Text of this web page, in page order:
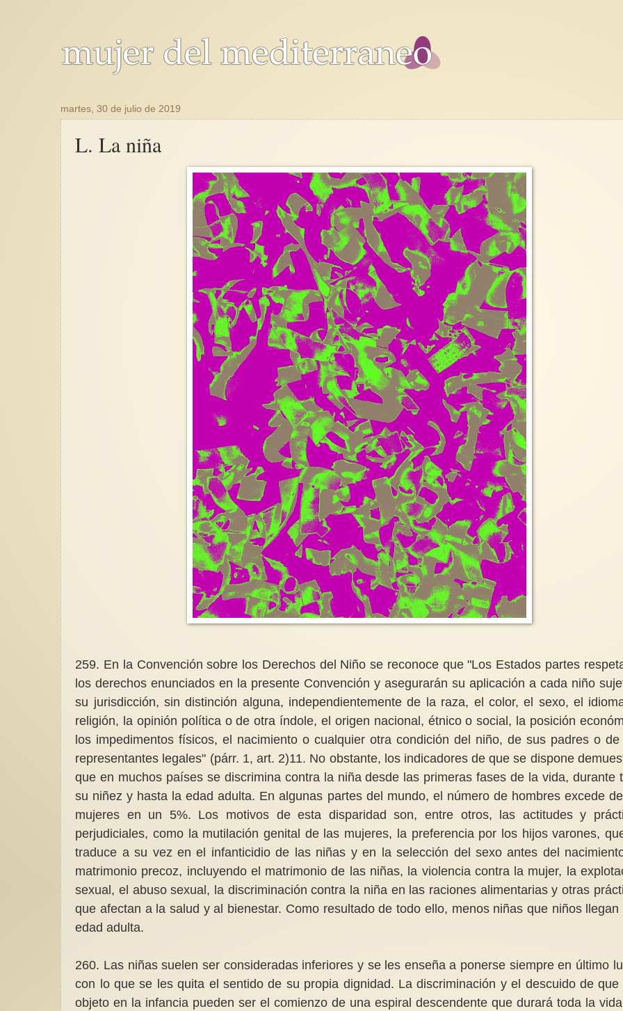
martes, 30 de julio de 2019
L. La niña
259. En la Convención sobre los Derechos del Niño se reconoce que "Los Estados partes
los derechos enunciados en la presente Convención y asegurarán su aplicación a cada niño
su jurisdicción, sin distinción alguna, independientemente de la raza, el color, el sexo, el
religión, la opinión política o de otra índole, el origen nacional, étnico o social, la posición
los impedimentos físicos, el nacimiento o cualquier otra condición del niño, de sus padres o de
representantes legales" (párr. 1, art. 2)11. No obstante, los indicadores de que se dispone
que en muchos países se discrimina contra la niña desde las primeras fases de la vida, durante
su niñez y hasta la edad adulta. En algunas partes del mundo, el número de hombres excede
mujeres en un 5%. Los motivos de esta disparidad son, entre otros, las actitudes y
perjudiciales, como la mutilación genital de las mujeres, la preferencia por los hijos varones,
traduce a su vez en el infanticidio de las niñas y en la selección del sexo antes del
matrimonio precoz, incluyendo el matrimonio de las niñas, la violencia contra la mujer, la
sexual, el abuso sexual, la discriminación contra la niña en las raciones alimentarias y otras
que afectan a la salud y al bienestar. Como resultado de todo ello, menos niñas que niños llegan
edad adulta.
260. Las niñas suelen ser consideradas inferiores y se les enseña a ponerse siempre en último
con lo que se les quita el sentido de su propia dignidad. La discriminación y el descuido de que
objeto en la infancia pueden ser el comienzo de una espiral descendente que durará toda la
Condiciones para un sistema de
empleo/cuidados igualitario
Tomamos el texto de nuestra
admirada María Pazos para
ayudarnos a poner sobre la mesa
propuestas de...
El peligro de postergar y de dar
todo por sentado
Lecciones de vida.En la
cotidianidad de la vida diaria
algunas personas casi sin pensar
o...
¿Por qué hablar del
pacifista
Carmen Magallón
internacionalismo
buscando conseguir
derechos...